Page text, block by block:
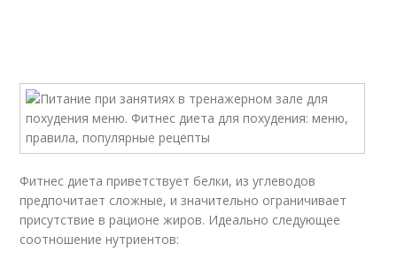
Фитнес диета приветствует белки, из углеводов
предпочитает сложные, и значительно ограничивает
присутствие в рационе жиров. Идеально следующее
соотношение нутриентов: